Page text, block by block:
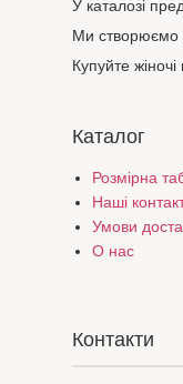
У каталозі
Ми створюємо
Купуйте
Каталог
Розмірна
Наші
Умови
О нас
Контакти